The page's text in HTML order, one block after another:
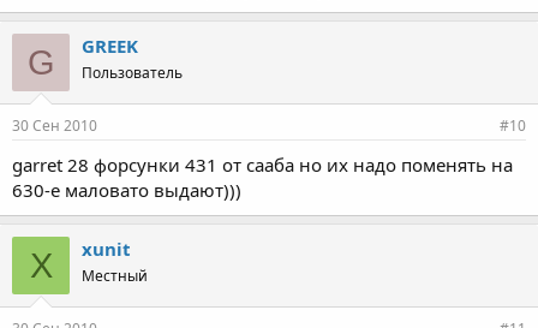
G GREEK
Пользователь
30 Сен 2010 #10
garret 28 форсунки 431 от сааба но их надо поменять на
630-е маловато выдают)))
X xunit
Местный